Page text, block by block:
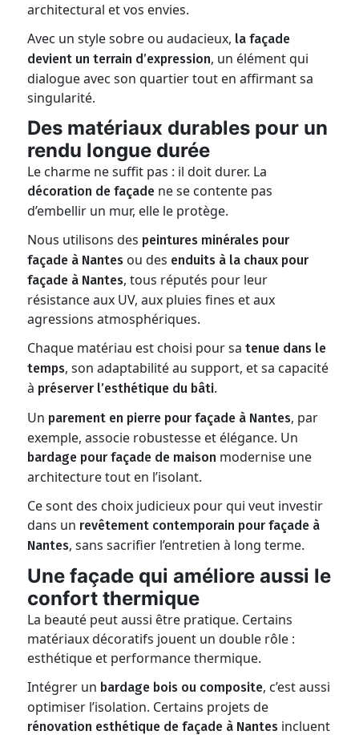
architectural et vos envies.
Avec un style sobre ou audacieux, la façade
devient un terrain d’expression, un élément qui
dialogue avec son quartier tout en affirmant sa
singularité.
Des matériaux durables pour un
rendu longue durée
Le charme ne suffit pas : il doit durer. La
décoration de façade ne se contente pas
d’embellir un mur, elle le protège.
Nous utilisons des peintures minérales pour
façade à Nantes ou des enduits à la chaux pour
façade à Nantes, tous réputés pour leur
résistance aux UV, aux pluies fines et aux
agressions atmosphériques.
Chaque matériau est choisi pour satenue dans le
temps, son adaptabilité au support, et sa capacité
à préserver l’esthétique du bâti.
Un parement en pierre pour façade à Nantes, par
exemple, associe robustesse et élégance. Un
bardage pour façade de maison modernise une
architecture tout en l’isolant.
Ce sont des choix judicieux pour qui veut investir
dans un revêtement contemporain pour façade à
Nantes, sans sacrifier l’entretien à long terme.
Une façade qui améliore aussi le
confort thermique
La beauté peut aussi être pratique. Certains
matériaux décoratifs jouent un double rôle :
esthétique et performance thermique.
Intégrer un bardage bois ou composite, c’est aussi
optimiser l’isolation. Certains projets de
rénovation esthétique de façade à Nantes incluent